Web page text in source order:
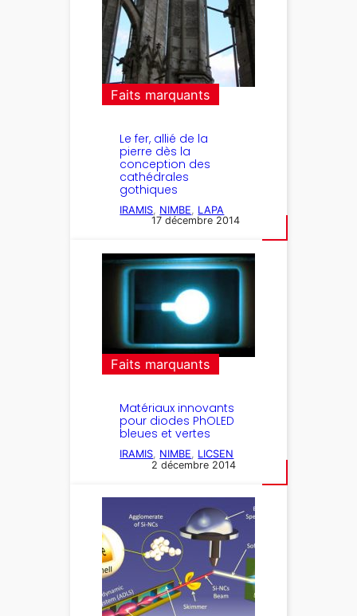
Faits marquants
Le fer, allié de la
pierre dès la
conception des
cathédrales
gothiques
IRAMIS NIMBE
LAPA
17 décembre 2014
Faits marquants
Matériaux innovants
pour diodes PhOLED
bleues et vertes
IRAMIS NIMBE
LICSEN
2 décembre 2014